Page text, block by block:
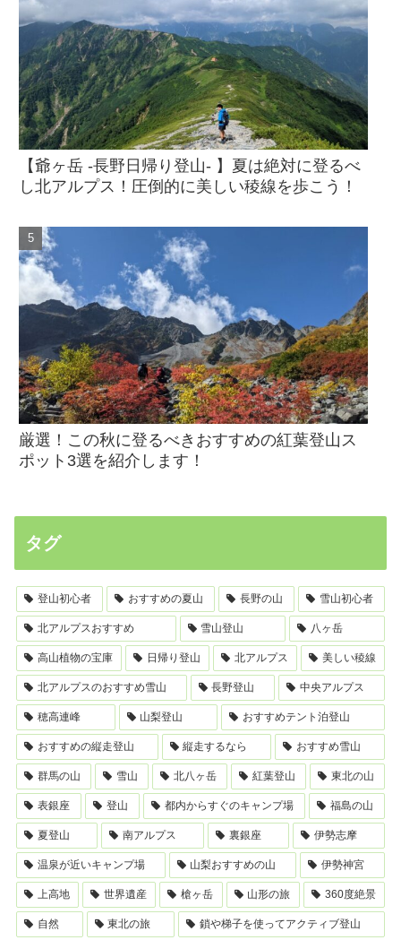
【爺ヶ岳 -長野日帰り登山- 】夏は絶対に登るべ
し北アルプス！圧倒的に美しい稜線を歩こう！
厳選！この秋に登るべきおすすめの紅葉登山ス
ポット3選を紹介します！
タグ
登山初心者 おすすめの夏山 長野の山 雪山初心者
北アルプスおすすめ 雪山登山 八ヶ岳
高山植物の宝庫 日帰り登山 北アルプス 美しい稜線
北アルプスのおすすめ雪山 長野登山 中央アルプス
穂高連峰 山梨登山 おすすめテント泊登山
おすすめの縦走登山 縦走するなら おすすめ雪山
群馬の山 雪山 北八ヶ岳 紅葉登山 東北の山
表銀座 登山 都内からすぐのキャンプ場 福島の山
夏登山 南アルプス 裏銀座 伊勢志摩
温泉が近いキャンプ場 山梨おすすめの山 伊勢神宮
上高地 世界遺産 槍ヶ岳 山形の旅 360度絶景
自然 東北の旅 鎖や梯子を使ってアクティブ登山